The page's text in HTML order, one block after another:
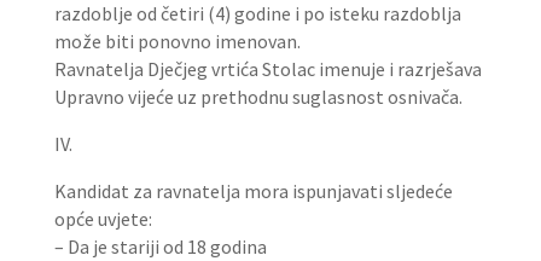
razdoblje od četiri (4) godine i po isteku razdoblja
može biti ponovno imenovan.
Ravnatelja Dječjeg vrtića Stolac imenuje i razrješava
Upravno vijeće uz prethodnu suglasnost osnivača.
IV.
Kandidat za ravnatelja mora ispunjavati sljedeće
opće uvjete:
– Da je stariji od 18 godina